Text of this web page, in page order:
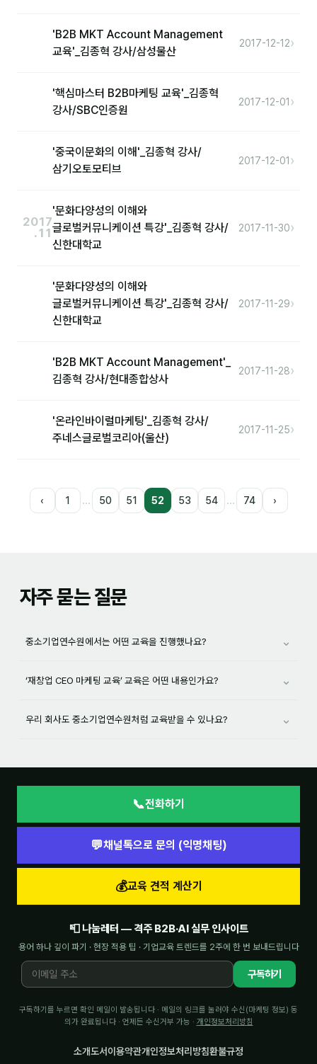
1:1 문의
자주 묻는 질문
'B2B MKT Account Management
교육'_김종혁 강사/삼성물산
2017-12-12›
'핵심마스터 B2B마케팅 교육'_김종혁
강사/SBC인증원
2017-12-01 ›
'중국이문화의 이해'_김종혁 강사/
삼기오토모티브
2017-12-01 ›
2017
.11
'문화다양성의 이해와
글로벌커뮤니케이션 특강'_김종혁 강사/
신한대학교
2017-11-30›
'문화다양성의 이해와
글로벌커뮤니케이션 특강'_김종혁 강사/
신한대학교
2017-11-29›
'B2B MKT Account Management'_
김종혁 강사/현대종합상사
2017-11-28›
'온라인바이럴마케팅'_김종혁 강사/
주네스글로벌코리아(울산)
2017-11-25›
‹ 1 … 50 51 52 53 54 … 74 ›
자주 묻는 질문
중소기업연수원에서는 어떤 교육을 진행했나요? ⌄
‘재창업 CEO 마케팅 교육’ 교육은 어떤 내용인가요? ⌄
우리 회사도 중소기업연수원처럼 교육받을 수 있나요? ⌄
📞전화하기
💬채널톡으로 문의 (익명채팅)
💰교육 견적 계산기
📮 나눔레터 — 격주 B2B·AI 실무 인사이트
용어 하나 깊이 파기 · 현장 적용 팁 · 기업교육 트렌드를 2주에 한 번 보내드립니다
구독하기
구독하기를 누르면 확인 메일이 발송됩니다 · 메일의 링크를 눌러야 수신(마케팅 정보) 동
의가 완료됩니다 · 언제든 수신거부 가능 · 개인정보처리방침
소개도서이용약관개인정보처리방침환불규정